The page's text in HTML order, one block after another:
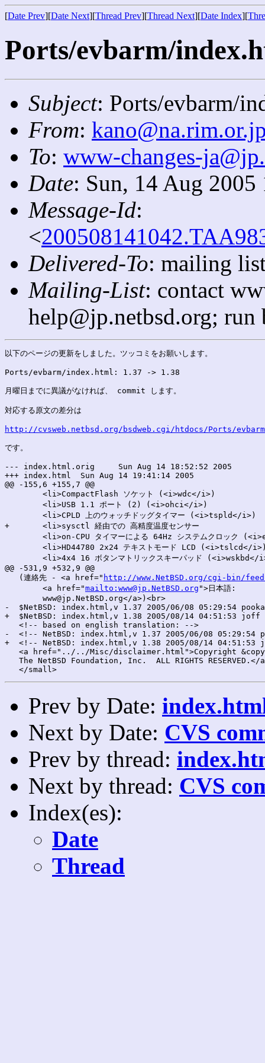
[Date Prev][Date Next][Thread Prev][Thread Next][Date Index][
Ports/evbarm/
Subject: Ports/evbarm/
From:
To: www-changes-
Date: Sun, 14 Aug
Message-Id:
<
Delivered-To: mailing
Mailing-List: contact
help@jp.netbsd.org;
以下のページの更新をしました。ツッコミをお願いします。
Ports/evbarm/index.html: 1.37 -> 1.38
月曜日までに異議がなければ、 commit します。
対応する原文の差分は
http://cvsweb.netbsd.org/bsdweb.cgi/htdocs/Ports/
です。
--- index.html.orig	Sun Aug 14 18:52:52 2005
+++ index.html	Sun Aug 14 19:41:14 2005
@@ -155,6 +155,7 @@
+	<li>sysctl 経由での 高精度温度センサー
@@ -531,9 +532,9 @@
   (連絡先 - <a href="
http://www.NetBSD.org/cgi-bin/
        <a href="
mailto:www@jp.NetBSD.org ">日本語:
        www@jp.NetBSD.org</a>)<br>
-  $NetBSD: index.html,v 1.37 2005/06/08 05:29:54
+  $NetBSD: index.html,v 1.38 2005/08/14 04:51:53 joff
   <!-- based on english translation: -->
-  <!-- NetBSD: index.html,v 1.37 2005/06/08 05:29:54
+  <!-- NetBSD: index.html,v 1.38 2005/08/14
<a href="../../Misc/disclaimer.html">Copyright
The NetBSD Foundation, Inc.  ALL RIGHTS RESERVED.</
Prev by Date:
Next by Date: CVS
Prev by thread:
Next by thread: CVS
Index(es):
Date
Thread